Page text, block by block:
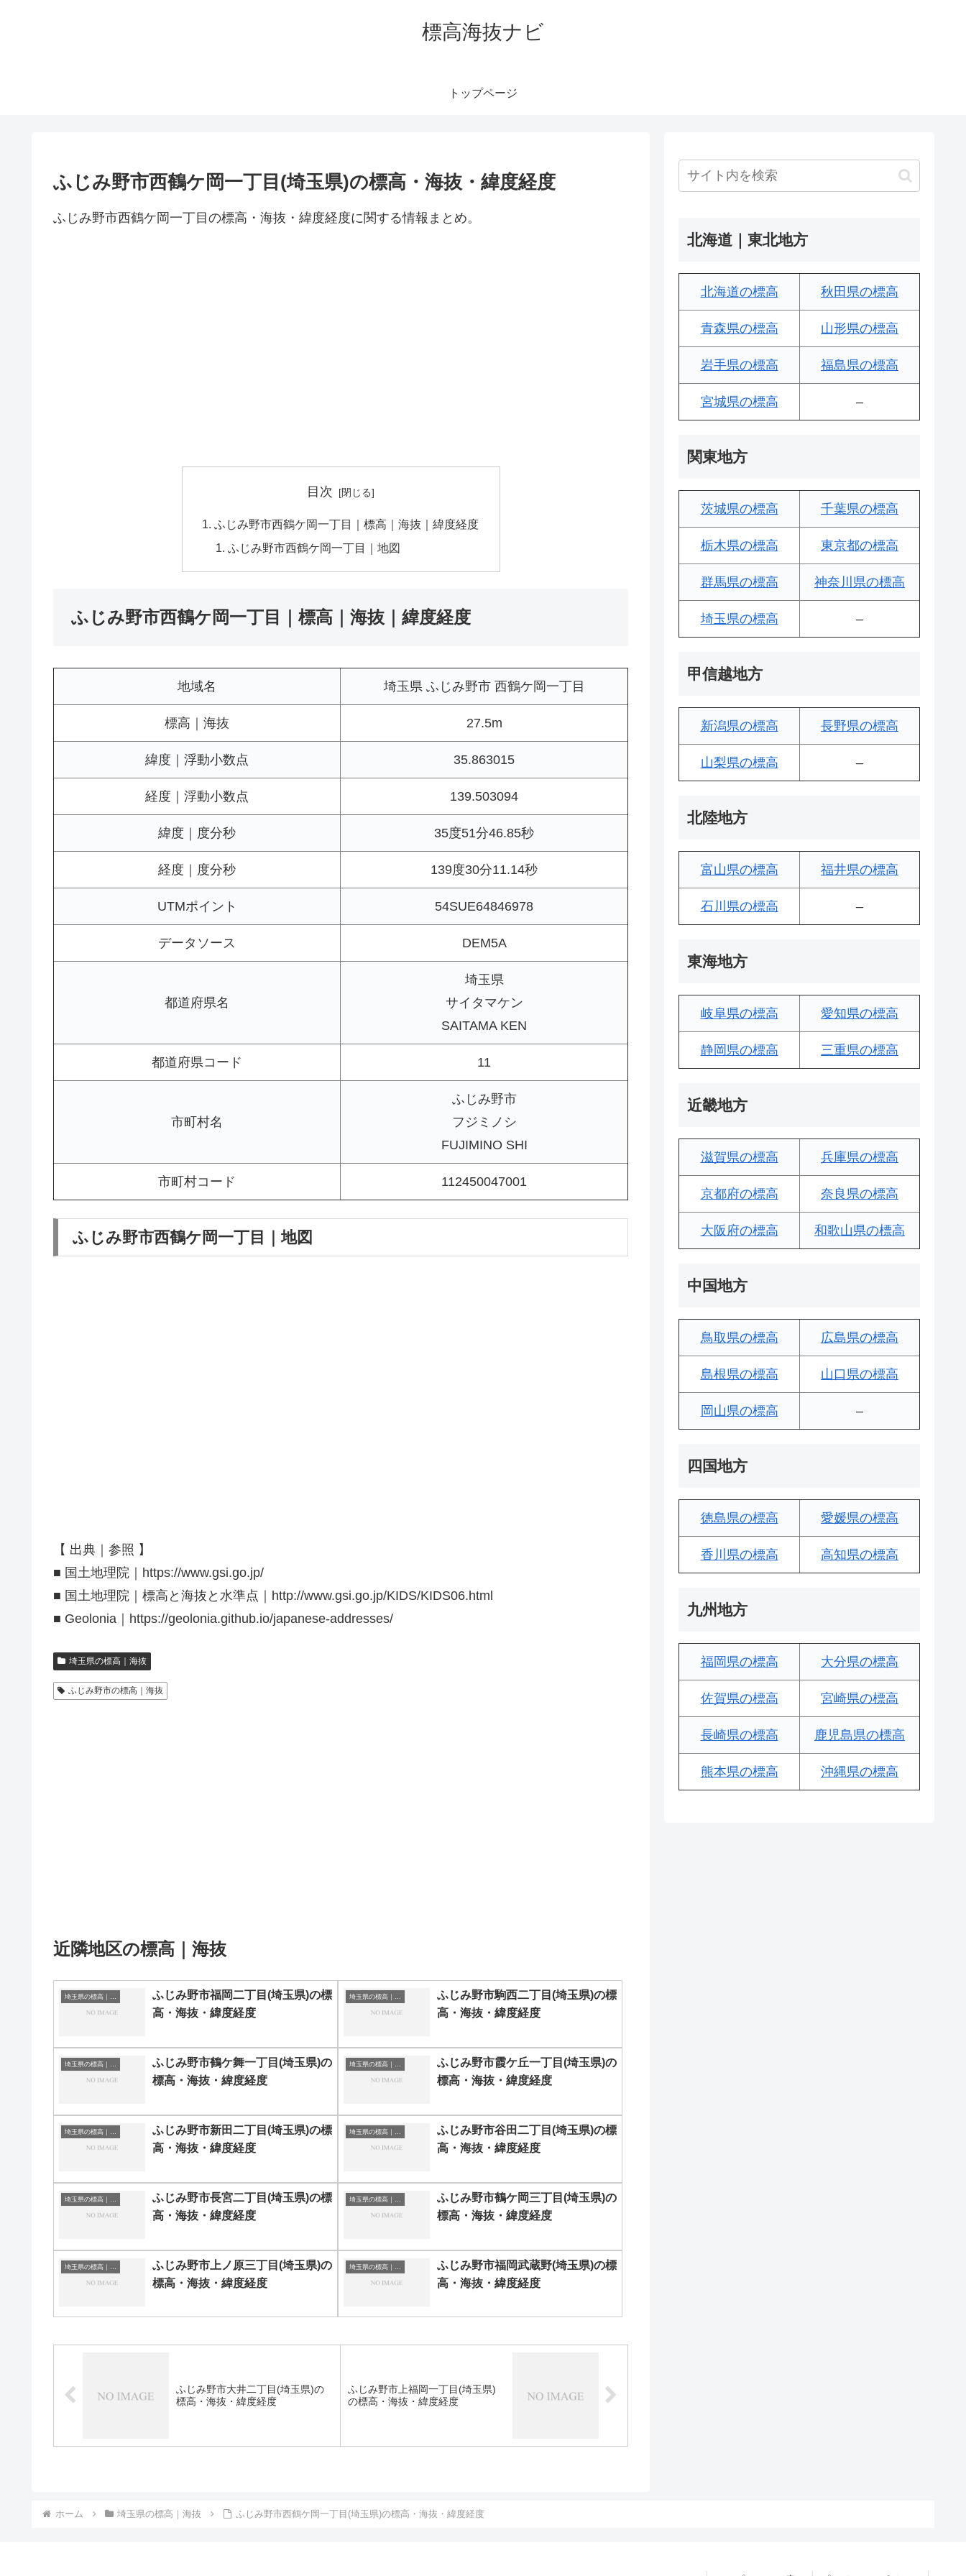
標高海抜ナビ
トップページ
ふじみ野市西鶴ケ岡一丁目(埼玉県)の標高・海抜・緯度経度
ふじみ野市西鶴ケ岡一丁目の標高・海抜・緯度経度に関する情報まとめ。
目次
ふじみ野市西鶴ケ岡一丁目｜標高｜海抜｜緯度経度
ふじみ野市西鶴ケ岡一丁目｜地図
ふじみ野市西鶴ケ岡一丁目｜標高｜海抜｜緯度経度
地域名 埼玉県 ふじみ野市 西鶴ケ岡一丁目
標高｜海抜 27.5m
緯度｜浮動小数点 35.863015
経度｜浮動小数点 139.503094
緯度｜度分秒 35度51分46.85秒
経度｜度分秒 139度30分11.14秒
UTMポイント 54SUE64846978
データソース DEM5A
都道府県名
埼玉県
サイタマケン
SAITAMA KEN
都道府県コード 11
市町村名
ふじみ野市
フジミノシ
FUJIMINO SHI
市町村コード 112450047001
ふじみ野市西鶴ケ岡一丁目｜地図
【 出典｜参照 】
■ 国土地理院｜https://www.gsi.go.jp/
■ 国土地理院｜標高と海抜と水準点｜http://www.gsi.go.jp/KIDS/KIDS06.html
■ Geolonia｜https://geolonia.github.io/japanese-addresses/
埼玉県の標高｜海抜
ふじみ野市の標高｜海抜
近隣地区の標高｜海抜
ふじみ野市福岡二丁目(埼玉県)の標
高・海抜・緯度経度
ふじみ野市駒西二丁目(埼玉県)の標
高・海抜・緯度経度
ふじみ野市鶴ケ舞一丁目(埼玉県)の
標高・海抜・緯度経度
ふじみ野市霞ケ丘一丁目(埼玉県)の
標高・海抜・緯度経度
ふじみ野市新田二丁目(埼玉県)の標
高・海抜・緯度経度
ふじみ野市谷田二丁目(埼玉県)の標
高・海抜・緯度経度
ふじみ野市長宮二丁目(埼玉県)の標
高・海抜・緯度経度
ふじみ野市鶴ケ岡三丁目(埼玉県)の
標高・海抜・緯度経度
ふじみ野市上ノ原三丁目(埼玉県)の
標高・海抜・緯度経度
ふじみ野市福岡武蔵野(埼玉県)の標
高・海抜・緯度経度
ふじみ野市大井二丁目(埼玉県)の
標高・海抜・緯度経度
ふじみ野市上福岡一丁目(埼玉県)
の標高・海抜・緯度経度
北海道｜東北地方
北海道の標高 秋田県の標高
青森県の標高 山形県の標高
岩手県の標高 福島県の標高
宮城県の標高 –
関東地方
茨城県の標高 千葉県の標高
栃木県の標高 東京都の標高
群馬県の標高 神奈川県の標高
埼玉県の標高 –
甲信越地方
新潟県の標高 長野県の標高
山梨県の標高 –
北陸地方
富山県の標高 福井県の標高
石川県の標高 –
東海地方
岐阜県の標高 愛知県の標高
静岡県の標高 三重県の標高
近畿地方
滋賀県の標高 兵庫県の標高
京都府の標高 奈良県の標高
大阪府の標高 和歌山県の標高
中国地方
鳥取県の標高 広島県の標高
島根県の標高 山口県の標高
岡山県の標高 –
四国地方
徳島県の標高 愛媛県の標高
香川県の標高 高知県の標高
九州地方
福岡県の標高 大分県の標高
佐賀県の標高 宮崎県の標高
長崎県の標高 鹿児島県の標高
熊本県の標高 沖縄県の標高
ホーム 埼玉県の標高｜海抜 ふじみ野市西鶴ケ岡一丁目(埼玉県)の標高・海抜・緯度経度